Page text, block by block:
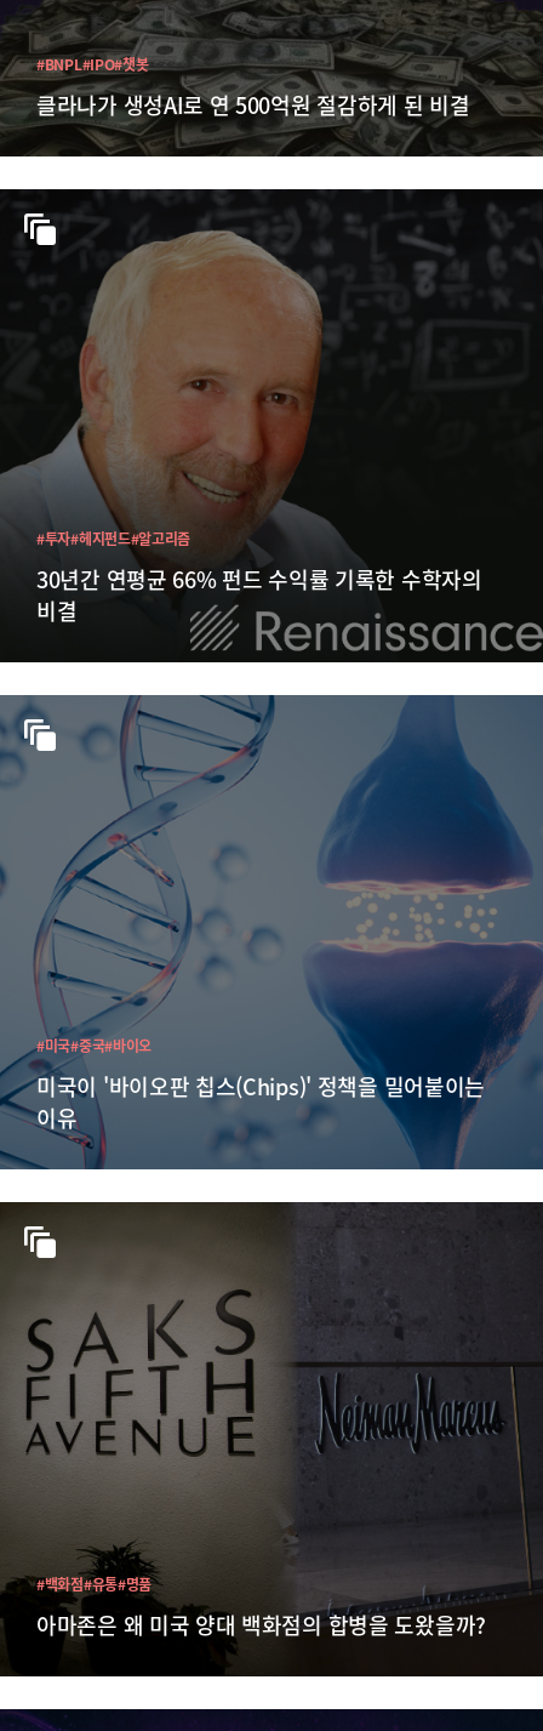
클라나가 생성AI로 연 500억원 절감하게 된 비결
#BNPL#IPO#챗봇
30년간 연평균 66% 펀드 수익률 기록한 수학자의
비결
#투자#헤지펀드#알고리즘
미국이 '바이오판 칩스(Chips)' 정책을 밀어붙이는
이유
#미국#중국#바이오
아마존은 왜 미국 양대 백화점의 합병을 도왔을까?
#백화점#유통#명품